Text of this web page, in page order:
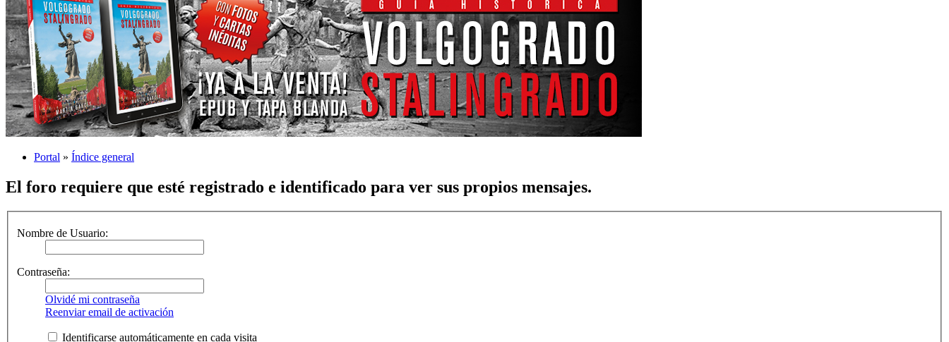
Portal » Índice general
El foro requiere que esté registrado e identificado para ver sus propios mensajes.
Nombre de Usuario:
Contraseña:
Olvidé mi contraseña
Reenviar email de activación
Identificarse automáticamente en cada visita